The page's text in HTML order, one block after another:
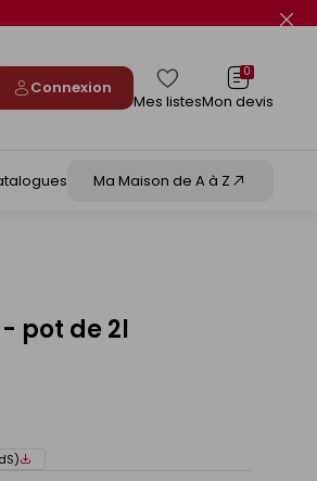
Connexion
Mes listes
0
Mon devis
Ma Maison de A à Z
pot de 2l